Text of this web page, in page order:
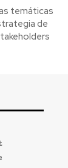
temáticas
de